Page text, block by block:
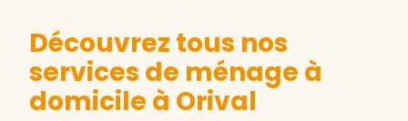
Découvrez tous nos
services de ménage à
domicile à Orival